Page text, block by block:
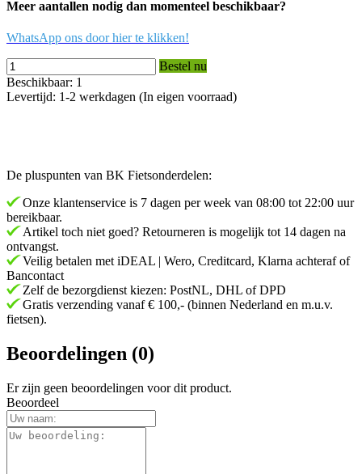
Meer aantallen nodig dan momenteel beschikbaar?
WhatsApp ons door hier te klikken!
Bestel nu
Beschikbaar: 1
Levertijd: 1-2 werkdagen (In eigen voorraad)
De pluspunten van BK Fietsonderdelen:
Onze klantenservice is 7 dagen per week van 08:00 tot 22:00 uur
bereikbaar.
Artikel toch niet goed? Retourneren is mogelijk tot 14 dagen na
ontvangst.
Veilig betalen met iDEAL | Wero, Creditcard, Klarna achteraf of
Bancontact
Zelf de bezorgdienst kiezen: PostNL, DHL of DPD
Gratis verzending vanaf € 100,- (binnen Nederland en m.u.v.
fietsen).
Beoordelingen (0)
Er zijn geen beoordelingen voor dit product.
Beoordeel